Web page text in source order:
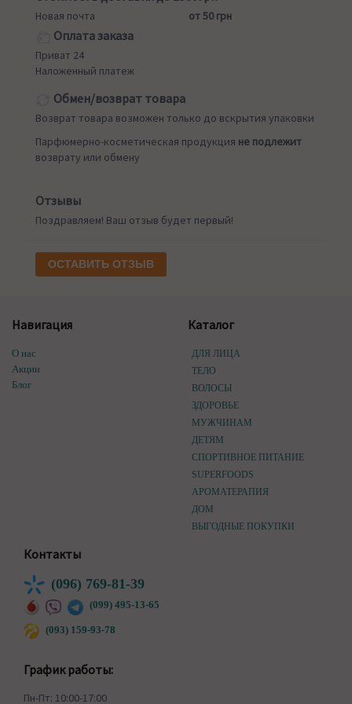
Новая почта от 50 грн
Оплата заказа
Приват 24
Наложенный платеж
Обмен/возврат товара
Возврат товара возможен только до вскрытия упаковки
Парфюмерно-косметическая продукция не подлежит
возврату или обмену
Отзывы
Поздравляем! Ваш отзыв будет первый!
ОСТАВИТЬ ОТЗЫВ
Навигация
О нас
Акции
Блог
Каталог
ДЛЯ ЛИЦА
ТЕЛО
ВОЛОСЫ
ЗДОРОВЬЕ
МУЖЧИНАМ
ДЕТЯМ
СПОРТИВНОЕ ПИТАНИЕ
SUPERFOODS
АРОМАТЕРАПИЯ
ДОМ
ВЫГОДНЫЕ ПОКУПКИ
Контакты
(096) 769-81-39
(099) 495-13-65
(093) 159-93-78
График работы:
Пн-Пт: 10:00-17:00